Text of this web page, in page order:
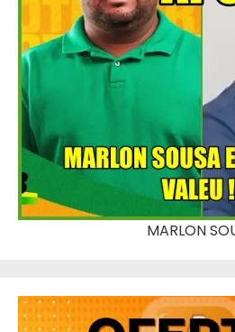
MARLON